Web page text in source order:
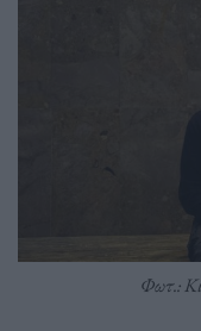
Φωτ.: